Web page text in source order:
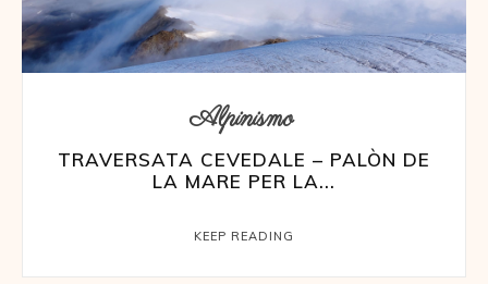
Alpinismo
TRAVERSATA CEVEDALE – PALÒN DE
LA MARE PER LA...
KEEP READING